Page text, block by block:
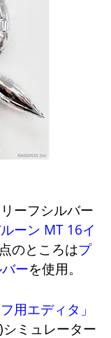
ーフシルバー
ーン MT 16イ
のところはプ
ーを使用。
用エディタ」
ミュレーター